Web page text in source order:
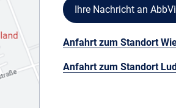
Ihre Nachricht an
Anfahrt zum Standort
Anfahrt zum Standort